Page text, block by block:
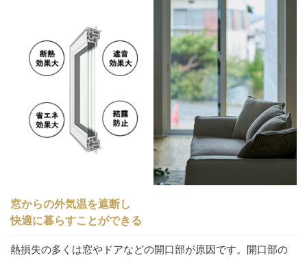
窓からの外気温を遮断し
快適に暮らすことができる
熱損失の多くは窓やドアなどの開口部が原因です。開口部の